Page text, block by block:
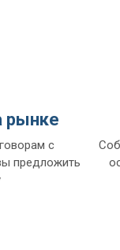
рынке
с
предложить